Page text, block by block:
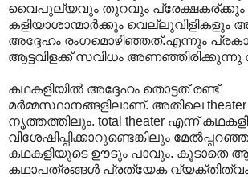
വൈപുല്യവും തുറവും പ്രേക്ഷകര്ക്കും
കളിയാശാന്മാര്‍ക്കും
അദ്ദേഹം രംഗമൊഴിഞ്ഞത്.എന്നും
ആട്ടവിളക്ക് സവിധം അണഞ്ഞിരിക്കുന്നു
കഥകളിയില്‍ അദ്ദേഹം തൊട്ടത് രണ്ട്
മര്‍മ്മസ്ഥാനങ്ങളിലാണ്. അതിലെ theater
നൃത്തത്തിലും. total theater എന്ന്
വിശേഷിപ്പിക്കാറുണ്ടെങ്കിലും
കഥകളിയുടെ ഊടും പാവും.‍ കൂടാതെ
കഥാപത്രങ്ങള്‍‍ പ്രത്യേക